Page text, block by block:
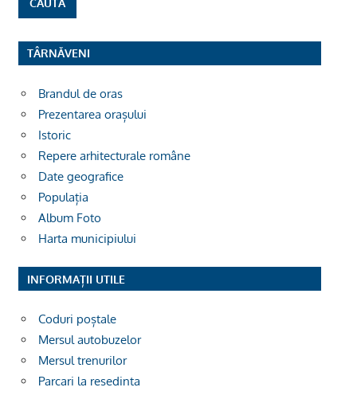
TÂRNĂVENI
Brandul de oras
Prezentarea orașului
Istoric
Repere arhitecturale române
Date geografice
Populația
Album Foto
Harta municipiului
INFORMAȚII UTILE
Coduri poștale
Mersul autobuzelor
Mersul trenurilor
Parcari la resedinta